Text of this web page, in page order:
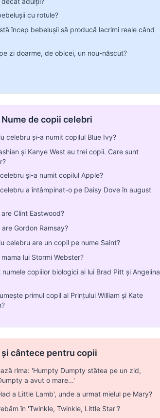
cu rotule?
încep bebelușii să producă lacrimi reale când
zi doarme, de obicei, un nou-născut?
Nume de copii celebri
celebru și-a numit copilul Blue Ivy?
și Kanye West au trei copii. Care sunt
și-a numit copilul Apple?
a întâmpinat-o pe Daisy Dove în august
Clint Eastwood?
Gordon Ramsay?
celebru are un copil pe nume Saint?
lui Stormi Webster?
numele copiilor biologici ai lui Brad Pitt și Angelina
primul copil al Prințului William și Kate
și cântece pentru copii
rima: 'Humpty Dumpty stătea pe un zid,
a avut o mare...'
a Little Lamb', unde a urmat mielul pe Mary?
în 'Twinkle, Twinkle, Little Star'?